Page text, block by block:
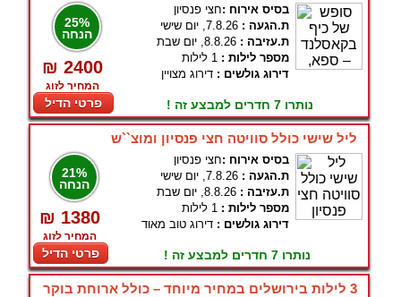
25%
הנחה
₪ 2400
המחיר לזוג
פרטי הדיל
בסיס אירוח :חצי פנסיון
ת.הגעה : 7.8.26, יום שישי
ת.עזיבה : 8.8.26, יום שבת
מספר לילות : 1 לילות
דירוג גולשים : דירוג מצויין
נותרו 7 חדרים למבצע זה !
ליל שישי כולל סוויטה חצי פנסיון ומוצ``ש
21%
הנחה
₪ 1380
המחיר לזוג
פרטי הדיל
בסיס אירוח :חצי פנסיון
ת.הגעה : 7.8.26, יום שישי
ת.עזיבה : 8.8.26, יום שבת
מספר לילות : 1 לילות
דירוג גולשים : דירוג טוב מאוד
נותרו 7 חדרים למבצע זה !
3 לילות בירושלים במחיר מיוחד – כולל ארוחת בוקר